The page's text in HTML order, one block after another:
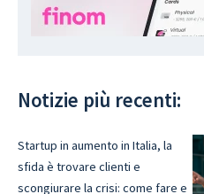
Notizie più recenti:
Startup in aumento in Italia, la
sfida è trovare clienti e
scongiurare la crisi: come fare e